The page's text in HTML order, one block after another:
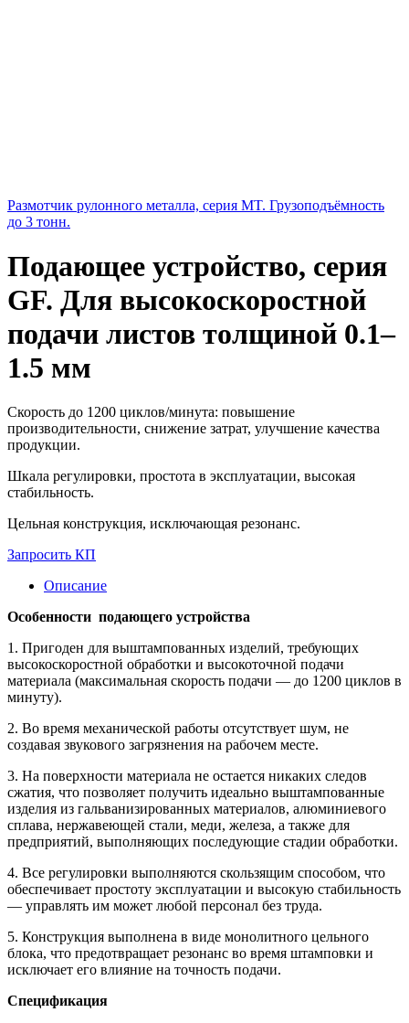
Размотчик рулонного металла, серия MT. Грузоподъёмность
до 3 тонн.
Подающее устройство, серия
GF. Для высокоскоростной
подачи листов толщиной 0.1–
1.5 мм
Скорость до 1200 циклов/минута: повышение
производительности, снижение затрат, улучшение качества
продукции.
Шкала регулировки, простота в эксплуатации, высокая
стабильность.
Цельная конструкция, исключающая резонанс.
Запросить КП
Описание
Особенности подающего устройства
1. Пригоден для выштампованных изделий, требующих
высокоскоростной обработки и высокоточной подачи
материала (максимальная скорость подачи — до 1200 циклов в
минуту).
2. Во время механической работы отсутствует шум, не
создавая звукового загрязнения на рабочем месте.
3. На поверхности материала не остается никаких следов
сжатия, что позволяет получить идеально выштампованные
изделия из гальванизированных материалов, алюминиевого
сплава, нержавеющей стали, меди, железа, а также для
предприятий, выполняющих последующие стадии обработки.
4. Все регулировки выполняются скользящим способом, что
обеспечивает простоту эксплуатации и высокую стабильность
— управлять им может любой персонал без труда.
5. Конструкция выполнена в виде монолитного цельного
блока, что предотвращает резонанс во время штамповки и
исключает его влияние на точность подачи.
Спецификация